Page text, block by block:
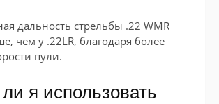
дальность стрельбы .22 WMR
чем у .22LR, благодаря более
пули.
я использовать